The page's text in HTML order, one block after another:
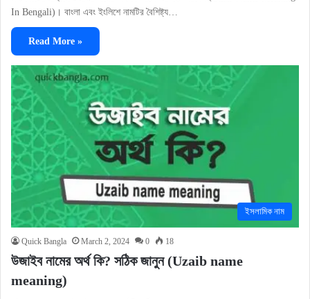
In Bengali)। বাংলা এবং ইংলিশে নামটির বৈশিষ্ট্য…
Read More »
ইসলামিক নাম
Quick Bangla March 2, 2024 0 18
উজাইব নামের অর্থ কি? সঠিক জানুন (Uzaib name
meaning)